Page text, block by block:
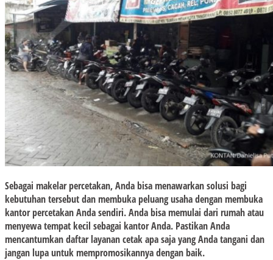
Sebagai makelar percetakan, Anda bisa menawarkan solusi bagi
kebutuhan tersebut dan membuka peluang usaha dengan membuka
kantor percetakan Anda sendiri. Anda bisa memulai dari rumah atau
menyewa tempat kecil sebagai kantor Anda. Pastikan Anda
mencantumkan daftar layanan cetak apa saja yang Anda tangani dan
jangan lupa untuk mempromosikannya dengan baik.